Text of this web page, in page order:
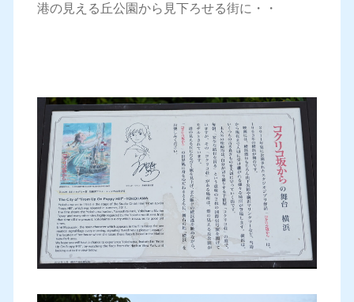
港の見える丘公園から見下ろせる街に・・